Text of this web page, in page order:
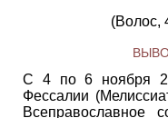
(Волос,
С 4 по 6 ноября
Фессалии
Всеправославное